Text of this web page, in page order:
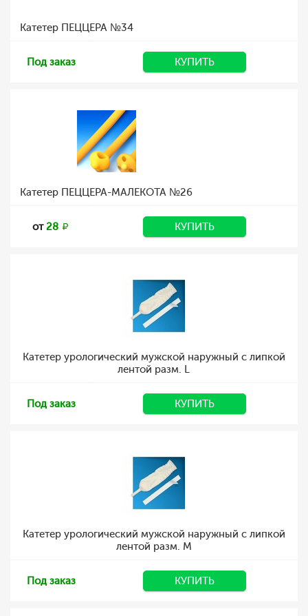
Катетер ПЕЦЦЕРА №34
Под заказ КУПИТЬ
Катетер ПЕЦЦЕРА-МАЛЕКОТА №26
от28 КУПИТЬ
Катетер урологический мужской наружный с липкой
лентой разм. L
Под заказ КУПИТЬ
Катетер урологический мужской наружный с липкой
лентой разм. M
Под заказ КУПИТЬ